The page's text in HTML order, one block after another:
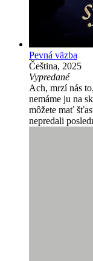
Pevná väzba
Čeština, 2025
Vypredané
Ach, mrzí nás
nemáme ju na
môžete mať
nepredali